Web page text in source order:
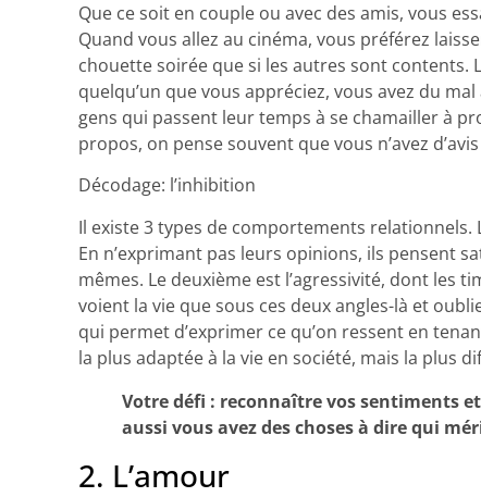
Que ce soit en couple ou avec des amis, vous
Quand vous allez au cinéma, vous préférez
chouette soirée que si les autres sont contents.
quelqu’un que vous appréciez, vous avez du
gens qui passent leur temps à se chamailler à
propos, on pense souvent que vous n’avez
Décodage: l’inhibition
Il existe 3 types de comportements
En n’exprimant pas leurs opinions, ils pensent
mêmes. Le deuxième est l’agressivité, dont les
voient la vie que sous ces deux angles-là et
qui permet d’exprimer ce qu’on ressent en
la plus adaptée à la vie en société, mais la plus
Votre défi : reconnaître vos sentiments
aussi vous avez des choses à dire qui
2. L’amour